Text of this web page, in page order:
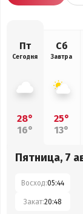
Пт
Сегодня
28°
16°
Сб
Завтра
25°
13°
Пятница, 7
Восход:05:44
Закат:20:48